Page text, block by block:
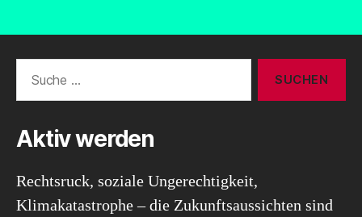
nach:
Aktiv werden
Rechtsruck, soziale Ungerechtigkeit,
Klimakatastrophe – die Zukunftsaussichten sind